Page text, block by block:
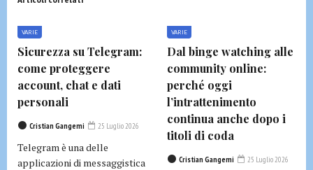
VARIE
Sicurezza su Telegram:
come proteggere
account, chat e dati
personali
Cristian Gangemi 25 Luglio 2026
Telegram è una delle
applicazioni di messaggistica
VARIE
Dal binge watching alle
community online:
perché oggi
l’intrattenimento
continua anche dopo i
titoli di coda
Cristian Gangemi 25 Luglio 2026